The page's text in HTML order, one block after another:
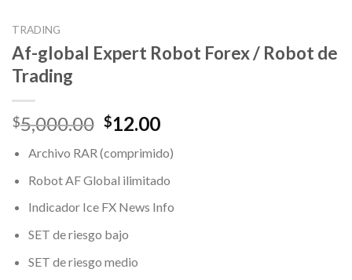
TRADING
Af-global Expert Robot Forex / Robot de
Trading
$5,000.00 Original
was:
$5,000.00.
$12.00Current
is:
$12.00.
Archivo RAR (comprimido)
Robot AF Global ilimitado
Indicador Ice FX News Info
SET de riesgo bajo
SET de riesgo medio